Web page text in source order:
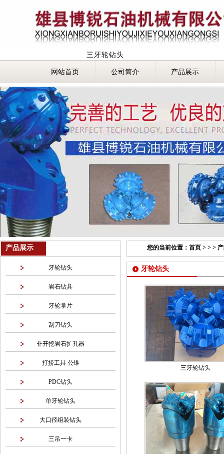
三牙轮钻头
网站首页 公司简介 产品展示
您的当前位置： 首页 > > >
牙轮钻头
三牙轮钻头
产品展示
牙轮钻头
岩石钻具
牙轮掌片
刮刀钻头
非开挖岩石扩孔器
打捞工具 公锥
PDC钻头
单牙轮钻头
大口径组装钻头
三吊一卡